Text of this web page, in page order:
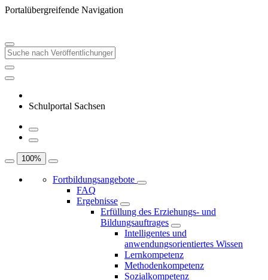
Portalübergreifende Navigation
Schulportal Sachsen
100%
Fortbildungsangebote
FAQ
Ergebnisse
Erfüllung des Erziehungs- und
Bildungsauftrages
Intelligentes und
anwendungsorientiertes Wissen
Lernkompetenz
Methodenkompetenz
Sozialkompetenz